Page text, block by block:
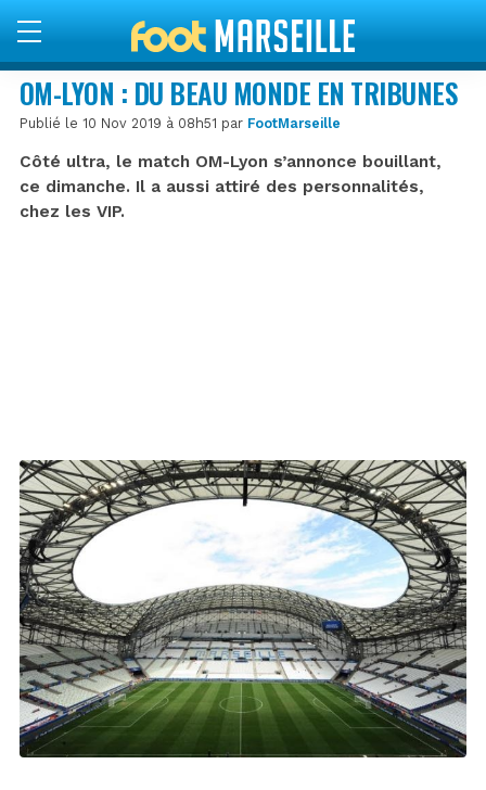
OM-LYON : DU BEAU MONDE EN TRIBUNES
Publié le 10 Nov 2019 à 08h51 par FootMarseille
Côté ultra, le match OM-Lyon s’annonce bouillant,
ce dimanche. Il a aussi attiré des personnalités,
chez les VIP.